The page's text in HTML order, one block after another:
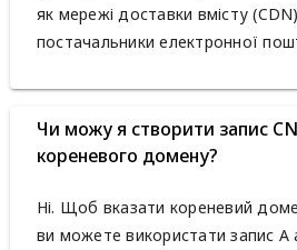
як мережі доставки вмісту
постачальники електронної
Чи можу я створити запис
кореневого домену?
Ні. Щоб вказати кореневий
ви можете використати запис A